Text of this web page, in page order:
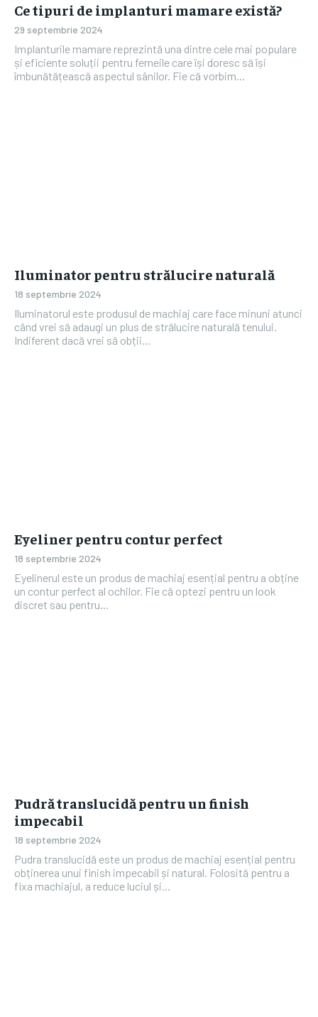
Ce tipuri de implanturi mamare există?
29 septembrie 2024
Implanturile mamare reprezintă una dintre cele mai populare
și eficiente soluții pentru femeile care își doresc să își
îmbunătățească aspectul sânilor. Fie că vorbim...
Iluminator pentru strălucire naturală
18 septembrie 2024
Iluminatorul este produsul de machiaj care face minuni atunci
când vrei să adaugi un plus de strălucire naturală tenului.
Indiferent dacă vrei să obții...
Eyeliner pentru contur perfect
18 septembrie 2024
Eyelinerul este un produs de machiaj esențial pentru a obține
un contur perfect al ochilor. Fie că optezi pentru un look
discret sau pentru...
Pudră translucidă pentru un finish
impecabil
18 septembrie 2024
Pudra translucidă este un produs de machiaj esențial pentru
obținerea unui finish impecabil și natural. Folosită pentru a
fixa machiajul, a reduce luciul și...